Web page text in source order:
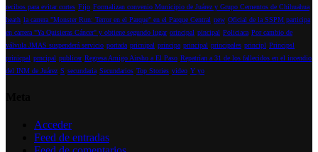
recibos para evitar cortes Fijo Formalizan convenio Municipio de Juárez y Grupo Cementos de Chihuahua
heath la carrera "Monster Run: Terror en el Parque" en el Parque Central new Oficial de la SSPM participa
en carrera "Ya Quisieras Cáncer" y obtiene segundo lugar orincipal pincipal Policiaca Por cambio de
válvula JMAS suspenderá servicio portada pricnipal principa principal principales principl Principsl
prinicpal prncipal publicar Regresa Amigo Airsho a El Paso Repatrían a 31 de los fallecidos en el incendio
del INM de Juárez S secundaria Secundarios Top Stories video Y yo
Acceder
Feed de entradas